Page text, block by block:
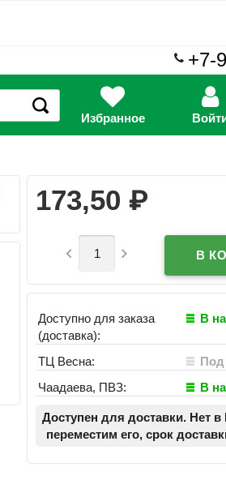
+7-
Избранное
173,50 ₽
 
Доступно для заказа
(доставка):
В
ТЦ Весна:
Под
Чаадаева, ПВЗ:
В
Доступен для доставки. Нет
переместим его, срок